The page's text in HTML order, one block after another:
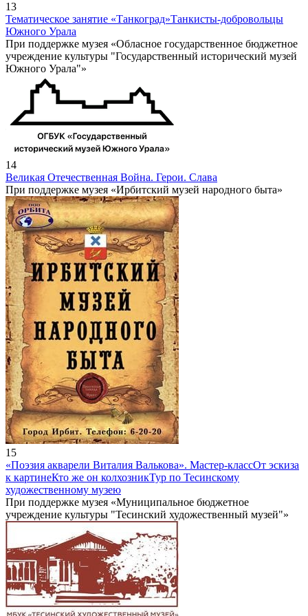
13
Тематическое занятие «Танкоград»Танкисты-добровольцы
Южного Урала
При поддержке музея «Обласное государственное бюджетное
учреждение культуры "Государственный исторический музей
Южного Урала"»
14
Великая Отечественная Война. Герои. Слава
При поддержке музея «Ирбитский музей народного быта»
15
«Поэзия акварели Виталия Валькова». Мастер-классОт эскиза
к картинеКто же он колхозникТур по Тесинскому
художественному музею
При поддержке музея «Муниципальное бюджетное
учреждение культуры "Тесинский художественный музей"»